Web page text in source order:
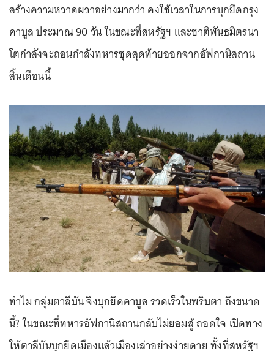
สร้างความหวาดผวาอย่างมากว่า คงใช้เวลาในการบุกยึดกรุง
คาบูล ประมาณ 90 วัน ในขณะที่สหรัฐฯ และชาติพันธมิตรนา
โตกำลังจะถอนกำลังทหารชุดสุดท้ายออกจากอัฟกานิสถาน
สิ้นเดือนนี้
ทำไม กลุ่มตาลีบัน จึงบุกยึดคาบูล รวดเร็วในพริบตา ถึงขนาด
นี้? ในขณะที่ทหารอัฟกานิสถานกลับไม่ยอมสู้ ถอดใจ เปิดทาง
ให้ตาลีบันบุกยึดเมืองแล้วเมืองเล่าอย่างง่ายดาย ทั้งที่สหรัฐฯ